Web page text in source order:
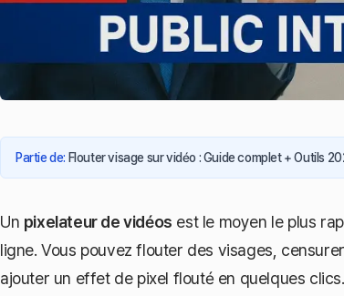
Partie de: Flouter visage sur vidéo : Guide complet + Outils
Un pixelateur de vidéos est le moyen le plus
ligne. Vous pouvez flouter des visages,
ajouter un effet de pixel flouté en quelques